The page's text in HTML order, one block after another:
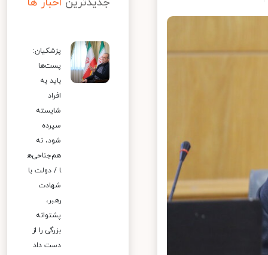
پزشکیان:
پست‌ها
باید به
افراد
شایسته
سپرده
شود، نه
هم‌جناحی‌ه
ا / دولت با
شهادت
رهبر،
پشتوانه
بزرگی را از
دست داد